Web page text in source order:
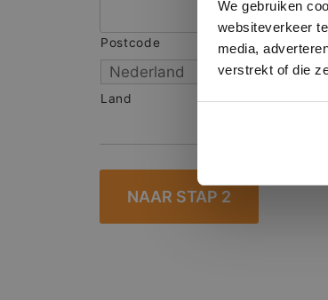
We gebruiken
websiteverkeer
media,
verstrekt of die
Postcode
Land